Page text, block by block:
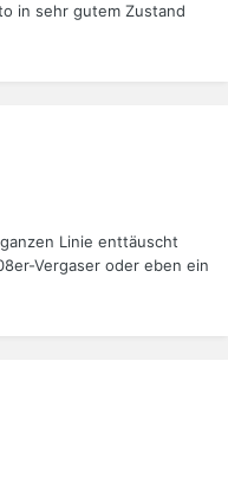
in sehr gutem Zustand
Linie enttäuscht
Vergaser oder eben ein